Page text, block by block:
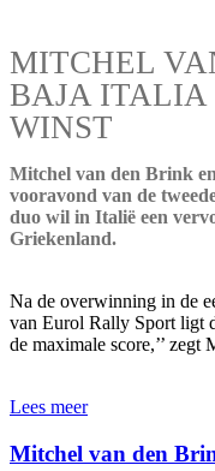
MITCHEL
BAJA ITALIA
WINST
Mitchel van den Brink
vooravond van de
duo wil in Italië een
Griekenland.
Na de overwinning in de
van Eurol Rally Sport ligt
de maximale score,’’
Lees meer
Mitchel van den